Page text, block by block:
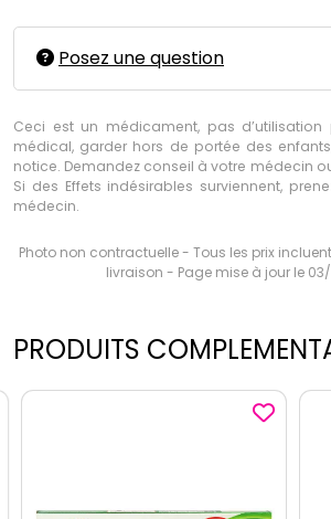
Posez une question
Ceci est un médicament, pas
médical, garder hors de portée des
notice. Demandez conseil à votre médecin
Si des Effets indésirables surviennent,
médecin.
Photo non contractuelle - Tous les prix
livraison - Page mise à jour le
PRODUITS